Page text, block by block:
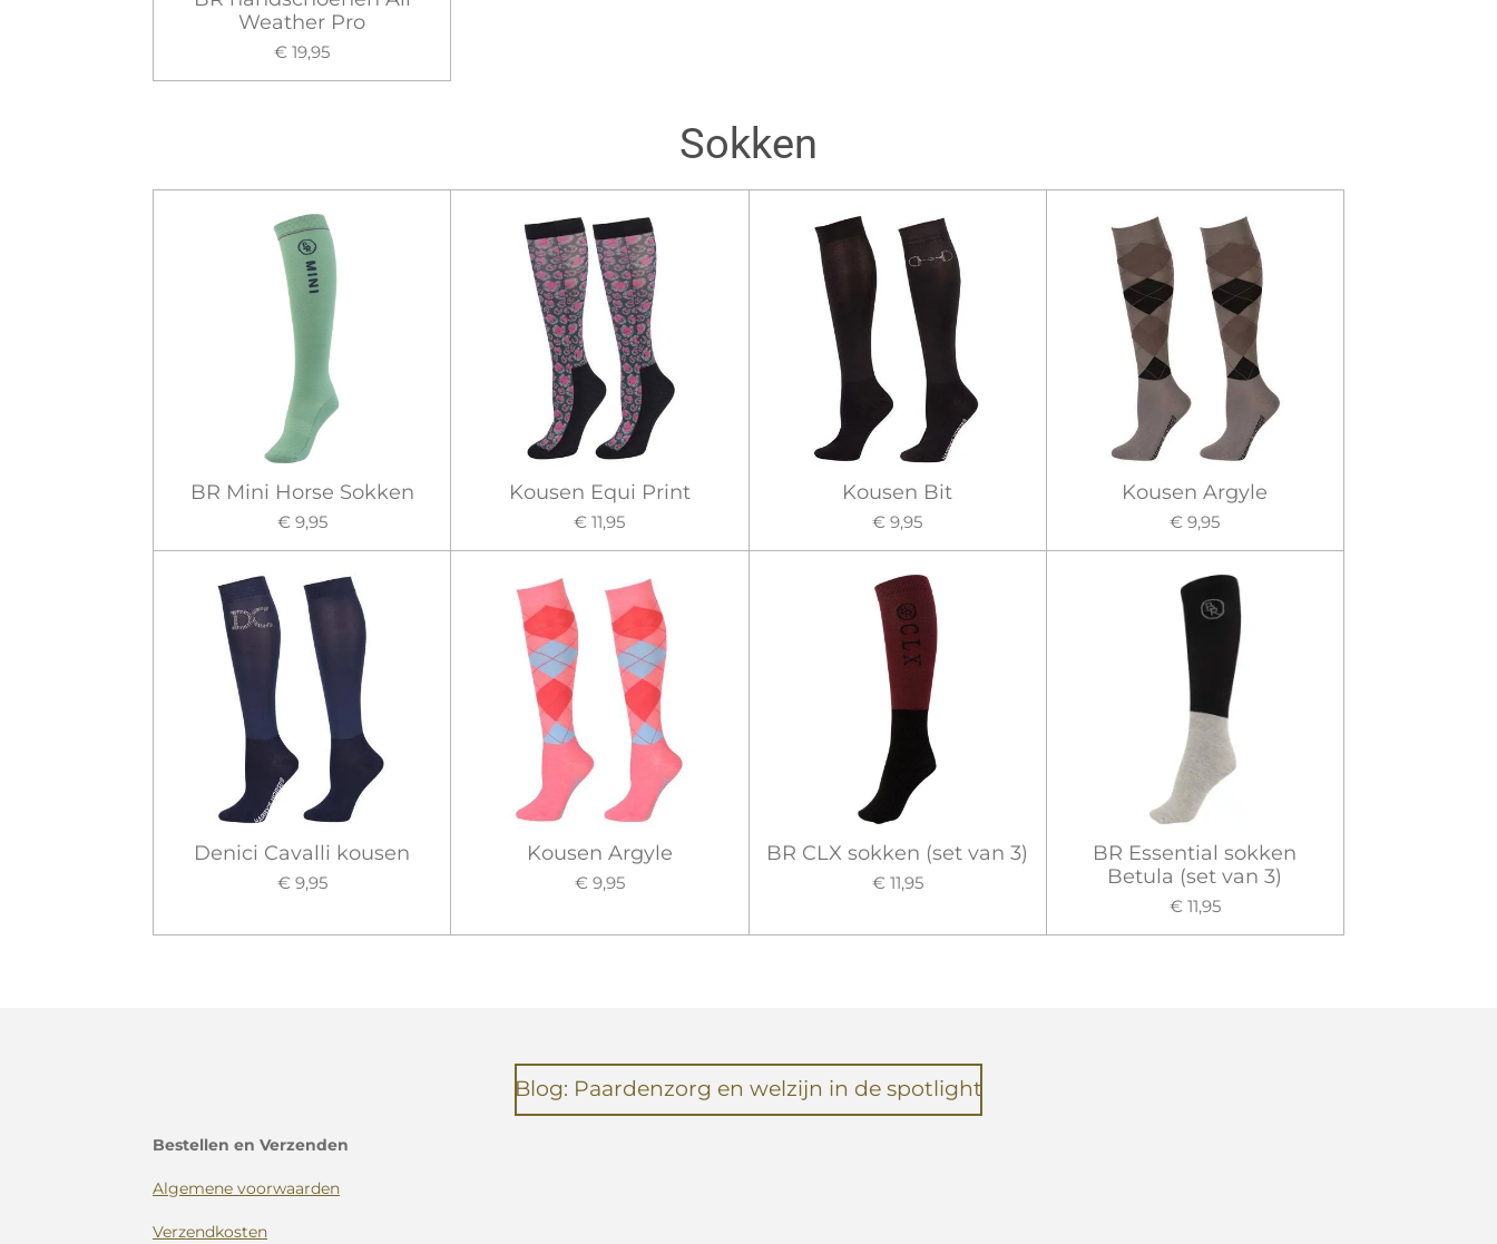
Weather Pro
€ 19,95
Sokken
BR Mini Horse Sokken
€ 9,95
Kousen Equi Print
€ 11,95
Kousen Bit
€ 9,95
Kousen Argyle
€ 9,95
Denici Cavalli kousen
€ 9,95
Kousen Argyle
€ 9,95
BR CLX sokken (set van 3)
€ 11,95
BR Essential sokken
Betula (set van 3)
€ 11,95
Blog: Paardenzorg en welzijn in de spotlight
Bestellen en Verzenden
Algemene voorwaarden
Verzendkosten